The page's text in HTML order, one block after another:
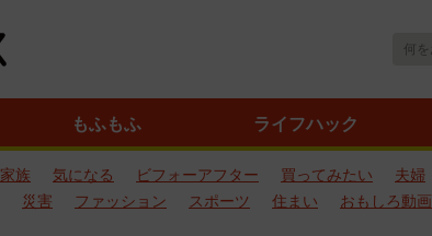
もふもふ ライフハック
家族 気になる ビフォーアフター 買ってみたい 夫婦
災害 ファッション スポーツ 住まい おもしろ動画